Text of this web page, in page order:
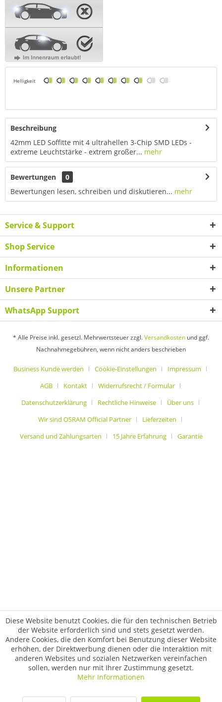
Helligkeit
Beschreibung
42mm LED Soffitte mit 4 ultrahellen 3-Chip SMD LEDs -
extreme Leuchtstärke - extrem großer... mehr
Bewertungen
0
Bewertungen lesen, schreiben und diskutieren... mehr
Service & Support
Shop Service
Informationen
Unsere Partner
WhatsApp Support
* Alle Preise inkl. gesetzl. Mehrwertsteuer zzgl.Versandkosten und ggf.
Nachnahmegebühren, wenn nicht anders beschrieben
Business Kunde werden Cookie-Einstellungen
Impressum
AGB
Kontakt
Widerrufsrecht / Formular
Datenschutzerklärung
Rechtliche Hinweise
Über uns
Wir sind OSRAM Official Partner
Lieferzeiten
Versand und Zahlungsarten
15 Jahre Erfahrung Garantie
Diese Website benutzt Cookies, die für den technischen Betrieb
der Website erforderlich sind und stets gesetzt werden.
Andere Cookies, die den Komfort bei Benutzung dieser Website
erhöhen, der Direktwerbung dienen oder die Interaktion mit
anderen Websites und sozialen Netzwerken vereinfachen
sollen, werden nur mit Ihrer Zustimmung gesetzt.
Mehr Informationen